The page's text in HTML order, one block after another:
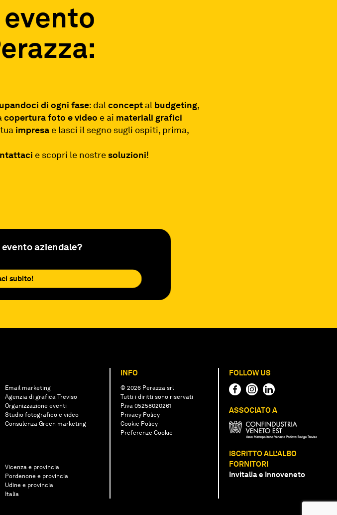
di ogni fase: dalconcept al budgeting,
copertura foto e video e ai materiali grafici
impresa e lasci il segno sugli ospiti, prima,
e scopri le nostresoluzioni!
aziendale?
subito!
Email marketing
Agenzia di grafica Treviso
Organizzazione eventi
Studio fotografico e video
Consulenza Green marketing
Vicenza e provincia
Pordenone e provincia
Udine e provincia
Italia
INFO
© 2026 Perazza srl
Tutti i diritti sono riservati
P.iva 05258020261
Privacy Policy
Cookie Policy
Preferenze Cookie
FOLLOW US
ASSOCIATO A
ISCRITTO ALL'ALBO
FORNITORI
Invitalia e Innoveneto